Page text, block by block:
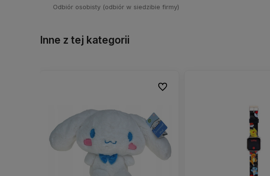
Odbiór osobisty(odbiór w siedzibie firmy)
Inne z tej kategorii
Do ulubionych
Do ulubionych